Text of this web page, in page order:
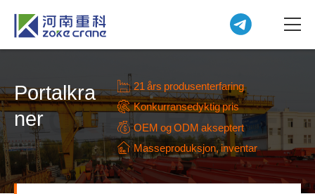
Portalkra
ner
21 års produsenterfaring
Konkurransedyktig pris
OEM og ODM akseptert
Masseproduksjon, inventar